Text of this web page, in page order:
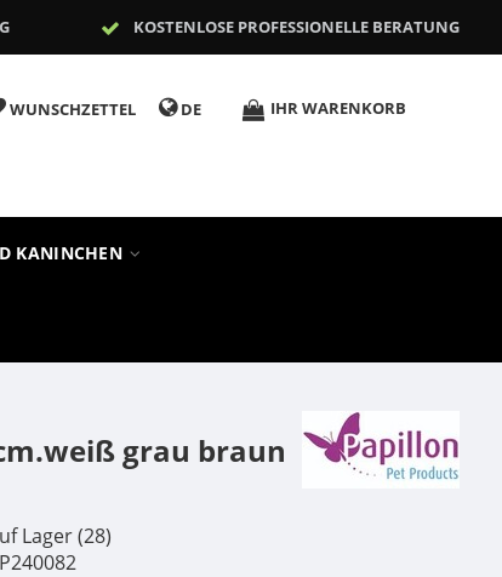
KOSTENLOSE PROFESSIONELLE BERATUNG
WUNSCHZETTEL DE IHR WARENKORB
KANINCHEN
grau braun
Lager (28)